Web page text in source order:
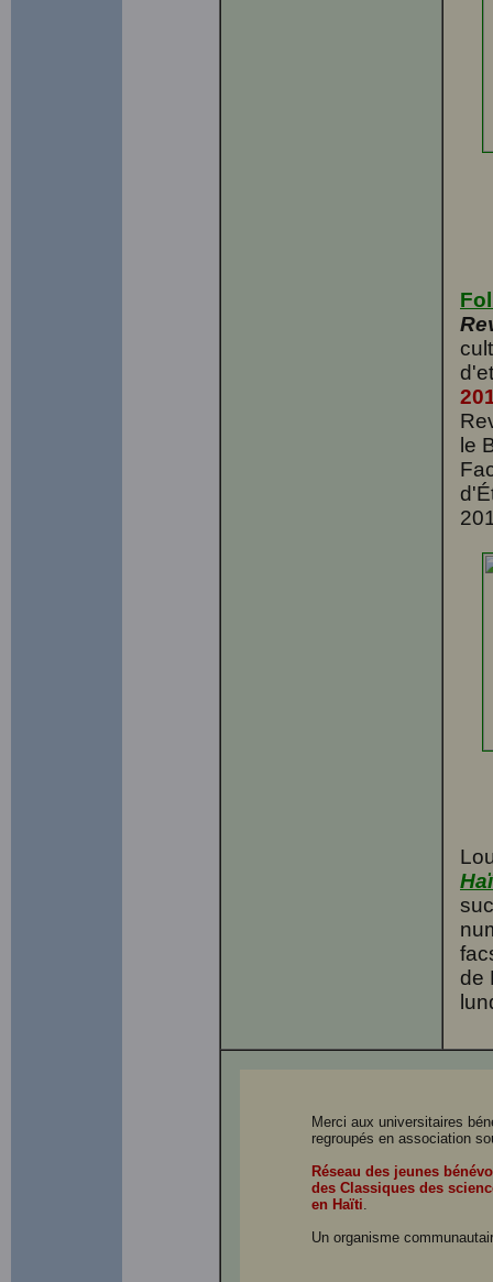
le
de
Merci aux universitaires
regroupés en association
Réseau des jeunes
des Classiques des
en Haïti.
Un organisme